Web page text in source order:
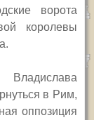
ворота
королевы
в Рим,
оппозиция